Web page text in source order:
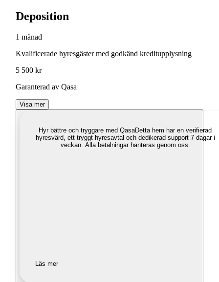
Deposition
1 månad
Kvalificerade hyresgäster med godkänd kreditupplysning
5 500 kr
Garanterad av Qasa
Visa mer
Hyr bättre och tryggare med QasaDetta hem har en verifierad
hyresvärd, ett tryggt hyresavtal och dedikerad support 7 dagar i
veckan. Alla betalningar hanteras genom oss.
Läs mer